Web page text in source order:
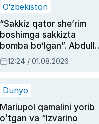
O‘zbekiston
“Sakkiz qator she’rim
boshimga sakkizta
bomba bo‘lgan”. Abdulla
Oripovni siyosiy
ayblovlardan asrab
12:24 / 01.08.2026
Dunyo
Mariupol qamalini yorib
oʻtgan va “Izvarino